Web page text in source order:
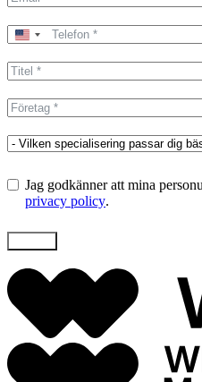
United
+1
Jag godkänner att mina
privacy policy.